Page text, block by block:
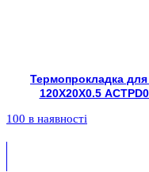
Термопрокладка
120X20X0.5
100 в наявності